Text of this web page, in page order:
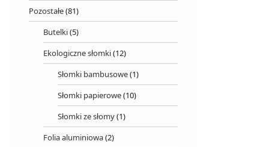
Pozostałe(81)
Butelki(5)
Ekologiczne słomki(12)
Słomki bambusowe(1)
Słomki papierowe(10)
Słomki ze słomy(1)
Folia aluminiowa(2)